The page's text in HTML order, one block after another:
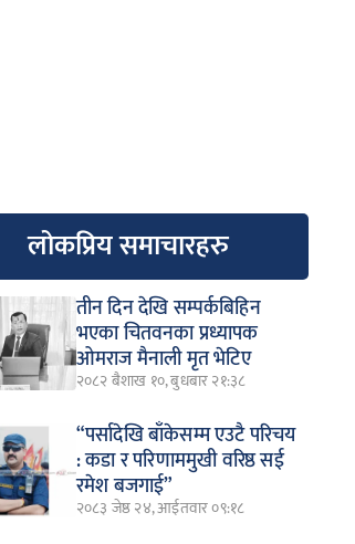
लोकप्रिय समाचारहरु
तीन दिन देखि सम्पर्कबिहिन
भएका चितवनका प्रध्यापक
ओमराज मैनाली मृत भेटिए
२०८२ बैशाख १०, बुधबार २१:३८
“पर्सादेखि बाँकेसम्म एउटै परिचय
: कडा र परिणाममुखी वरिष्ठ सई
रमेश बजगाई”
२०८३ जेष्ठ २४, आईतवार ०९:१८